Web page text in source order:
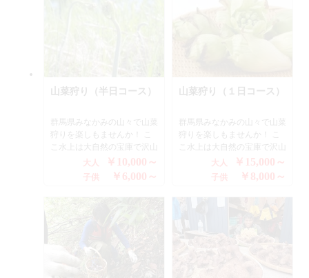
山菜狩り（半日コース）
群馬県みなかみの山々で山菜
狩りを楽しもませんか！ こ
こ水上は大自然の宝庫で沢山
の山菜狩りが楽しめます。
春の山では、ふきのとう、ふ
がらし、こしあぶら、木の
ぷらやお浸し、まぜご飯など
大人 ￥10,000～
子供 ￥6,000～
山菜狩り（１日コース）
群馬県みなかみの山々で山菜
狩りを楽しもませんか！ こ
こ水上は大自然の宝庫で沢山
の山菜狩りが楽しめます。
春の山では、ふきのとう、ふ
がらし、こしあぶら、木の
大人 ￥15,000～
子供 ￥8,000～